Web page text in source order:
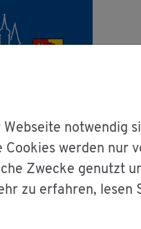
notwendig
werden nur
Zwecke genutzt
zu erfahren, lesen